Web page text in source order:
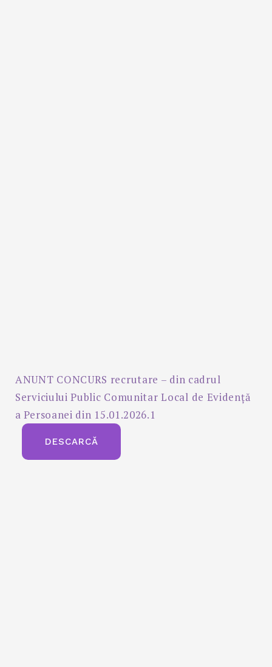
ANUNT CONCURS recrutare – din cadrul
Serviciului Public Comunitar Local de Evidență
a Persoanei din 15.01.2026.1
DESCARCĂ